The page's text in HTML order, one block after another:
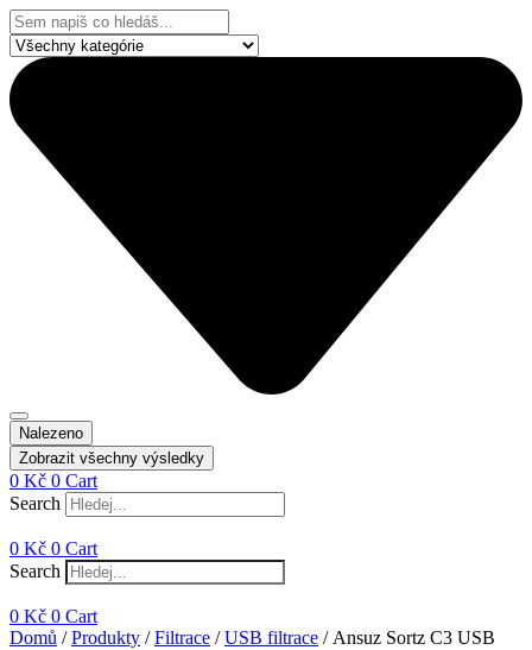
Přejít
k
obsahu
Search
...
Nalezeno
Zobrazit všechny výsledky
0 Kč 0 Cart
Search
0 Kč 0 Cart
Search
0 Kč 0 Cart
Domů /Produkty /Filtrace /USB filtrace / Ansuz Sortz C3 USB